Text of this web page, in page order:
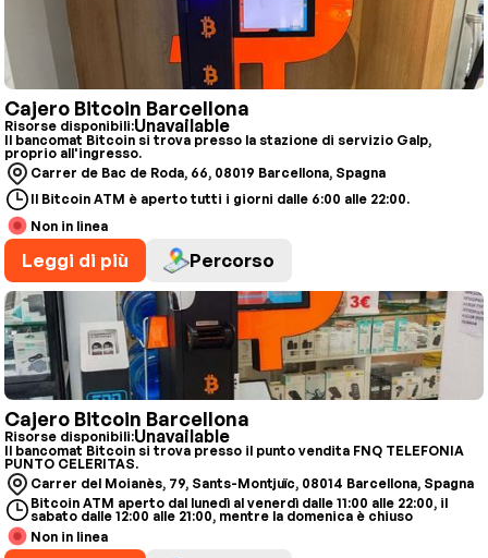
Cajero Bitcoin Barcellona
Risorse disponibili:Unavailable
Il bancomat Bitcoin si trova presso la stazione di servizio Galp,
proprio all'ingresso.
Carrer de Bac de Roda, 66, 08019 Barcellona, Spagna
Il Bitcoin ATM è aperto tutti i giorni dalle 6:00 alle 22:00.
Non in linea
Leggi di più Percorso
Cajero Bitcoin Barcellona
Risorse disponibili:Unavailable
Il bancomat Bitcoin si trova presso il punto vendita FNQ TELEFONIA
PUNTO CELERITAS.
Carrer del Moianès, 79, Sants-Montjuïc, 08014 Barcellona, Spagna
Bitcoin ATM aperto dal lunedì al venerdì dalle 11:00 alle 22:00, il
sabato dalle 12:00 alle 21:00, mentre la domenica è chiuso
Non in linea